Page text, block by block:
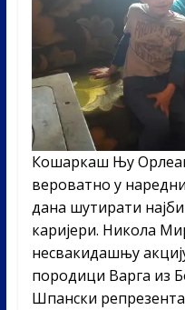
Кошаркаш Њу
вероватно у
дана шутирати
каријери. Никола
несвакидашњу
породици Варга из
Шпански